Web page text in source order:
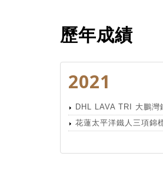
歷年成績
2021
DHL LAVA TRI 大鵬灣
花蓮太平洋鐵人三項錦